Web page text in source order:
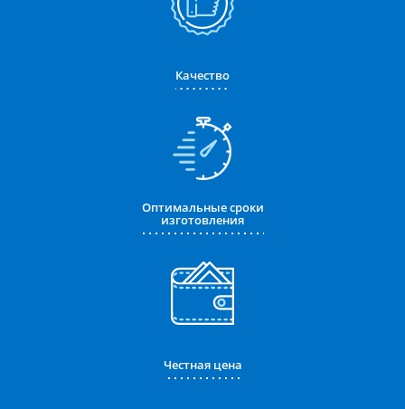
Качество
Оптимальные сроки
изготовления
Честная цена